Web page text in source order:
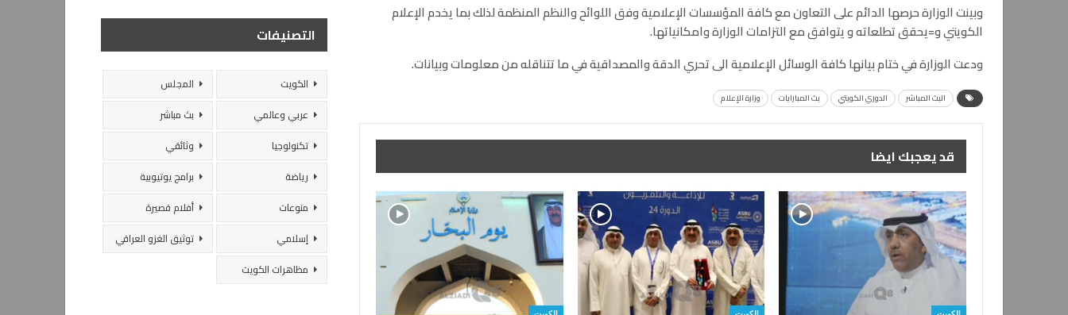
وبينت الوزارة حرصها الدائم على التعاون مع كافة المؤسسات الإعلامية وفق اللوائح والنظم المنظمة لذلك بما يخدم الإعلام
الكويتي و=يحقق تطلعاته و يتوافق مع التزامات الوزارة وامكانياتها.
ودعت الوزارة في ختام بيانها كافة الوسائل الإعلامية الى تحري الدقة والمصداقية في ما تتناقله من معلومات وبيانات.
البث المباشر الدوري الكويتي بث المبارايات وزارة الإعلام
قد يعجبك ايضا
التصنيفات
الكويت
المجلس
عربي وعالمي
بث مباشر
تكنولوجيا
وثائقي
رياضة
برامج يوتيوبية
منوعات
أفلام قصيرة
إسلامي
توثيق الغزو العراقي
مظاهرات الكويت